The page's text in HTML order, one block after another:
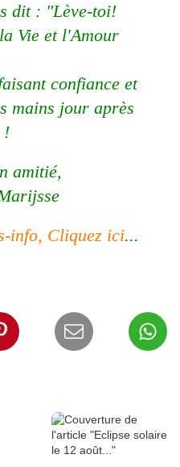
dit : "Lève-toi!
Vie et l'Amour
confiance et
mains jour après
!
amitié,
info, Cliquez ici...